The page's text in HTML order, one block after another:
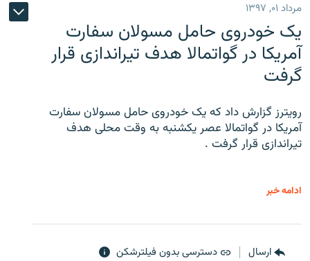
مرداد ۰۱, ۱۳۹۷
یک خودروی حامل مسولان سفارت
آمریکا در گواتمالا هدف تیراندازی قرار
گرفت
رویترز گزارش داد که یک خودروی حامل مسولان سفارت
آمریکا در گواتمالا عصر یکشنبه به وقت محلی هدف
تیراندازی قرار گرفت .
ادامه خبر
ارسال دسترسی بدون فیلترشکن